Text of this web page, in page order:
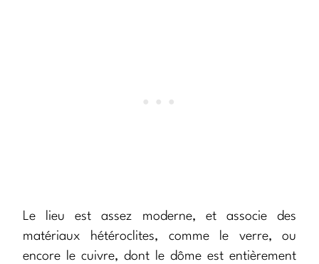
Le lieu est assez moderne, et associe des
matériaux hétéroclites, comme le verre, ou
encore le cuivre, dont le dôme est entièrement